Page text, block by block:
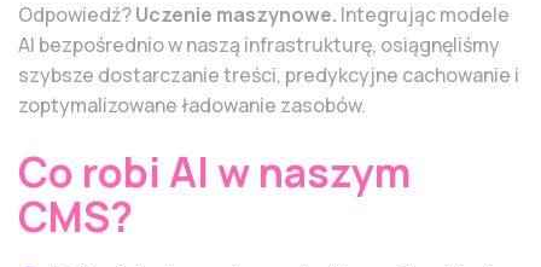
Odpowiedź?Uczenie maszynowe. Integrując modele
AI bezpośrednio w naszą infrastrukturę, osiągnęliśmy
szybsze dostarczanie treści, predykcyjne cachowanie i
zoptymalizowane ładowanie zasobów.
Co robi AI w naszym
CMS?